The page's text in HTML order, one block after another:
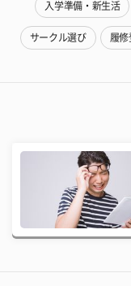
入学準備・新生活
サークル選び 履修